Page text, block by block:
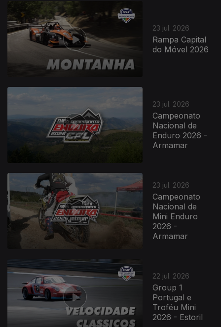
23 jul. 2026
Rampa Capital
do Móvel 2026
23 jul. 2026
Campeonato
Nacional de
Enduro 2026 -
Armamar
944489
23 jul. 2026
Campeonato
Nacional de
Mini Enduro
2026 -
Armamar
22 jul. 2026
Group 1
Portugal e
Troféu Mini
2026 - Estoril